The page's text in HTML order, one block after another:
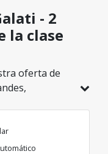
- 2
la clase
oferta de